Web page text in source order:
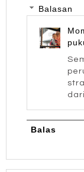
Balasan
Balas